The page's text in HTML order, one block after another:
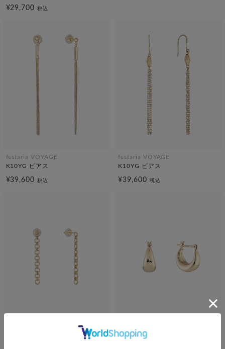
¥29,700税込
festaria VOYAGE
K10YG ピアス
¥39,600税込
festaria VOYAGE
K10YG ピアス
¥39,600 税込
SOLDOUT